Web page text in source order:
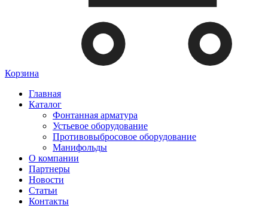
Корзина
Главная
Каталог
Фонтанная арматура
Устьевое оборудование
Противовыбросовое оборудование
Манифольды
О компании
Партнеры
Новости
Статьи
Контакты